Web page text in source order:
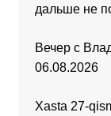
дальше не
Вечер с
06.08.2026
Xasta 27-